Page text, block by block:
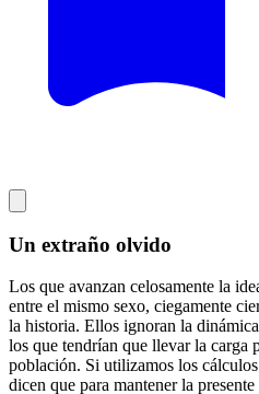
Un extraño olvido
Los que avanzan celosamente la
entre el mismo sexo, ciegamente
la historia. Ellos ignoran la
los que tendrían que llevar la carga
población. Si utilizamos los
dicen que para mantener la